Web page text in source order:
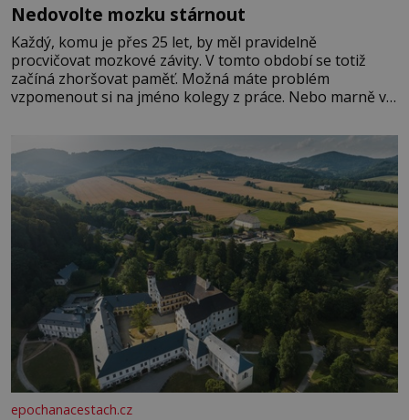
Nedovolte mozku stárnout
Každý, komu je přes 25 let, by měl pravidelně
procvičovat mozkové závity. V tomto období se totiž
začíná zhoršovat paměť. Možná máte problém
vzpomenout si na jméno kolegy z práce. Nebo marně v
Je to opravdu tak, s věkem jako kdyby se paměť
rozhodla stávkovat. Cvičte
epochanacestach.cz